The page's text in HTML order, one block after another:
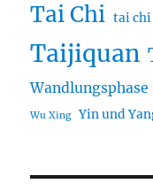
Tai Chi tai
Taijiquan
Wandlungsphase
Wu Xing Yin und